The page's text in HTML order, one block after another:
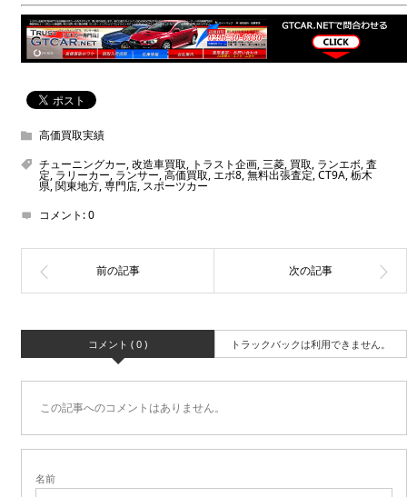
高価買取実績
チューニングカー,改造車買取, トラスト企画,三菱, 買取, ランエボ,査
定, ラリーカー, ランサー,高価買取,エボ8,無料出張査定,CT9A,栃木
県,関東地方,専門店,スポーツカー
コメント:0
コメント ( 0 ) トラックバックは利用できません。
この記事へのコメントはありません。
名前